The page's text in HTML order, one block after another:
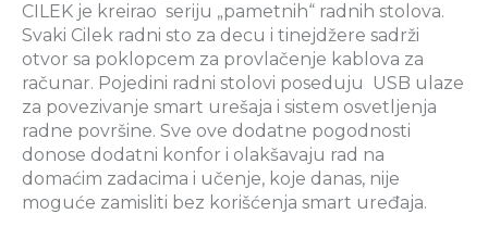
CILEK je kreirao seriju „pametnih“ radnih stolova.
Svaki Cilek radni sto za decu i tinejdžere sadrži
otvor sa poklopcem za provlačenje kablova za
računar. Pojedini radni stolovi poseduju USB ulaze
za povezivanje smart urešaja i sistem osvetljenja
radne površine. Sve ove dodatne pogodnosti
donose dodatni konfor i olakšavaju rad na
domaćim zadacima i učenje, koje danas, nije
moguće zamisliti bez korišćenja smart uređaja.